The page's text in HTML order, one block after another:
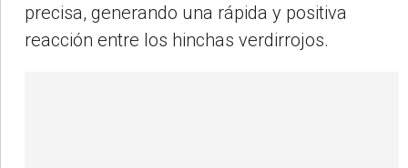
precisa, generando una rápida y positiva
reacción entre los hinchas verdirrojos.